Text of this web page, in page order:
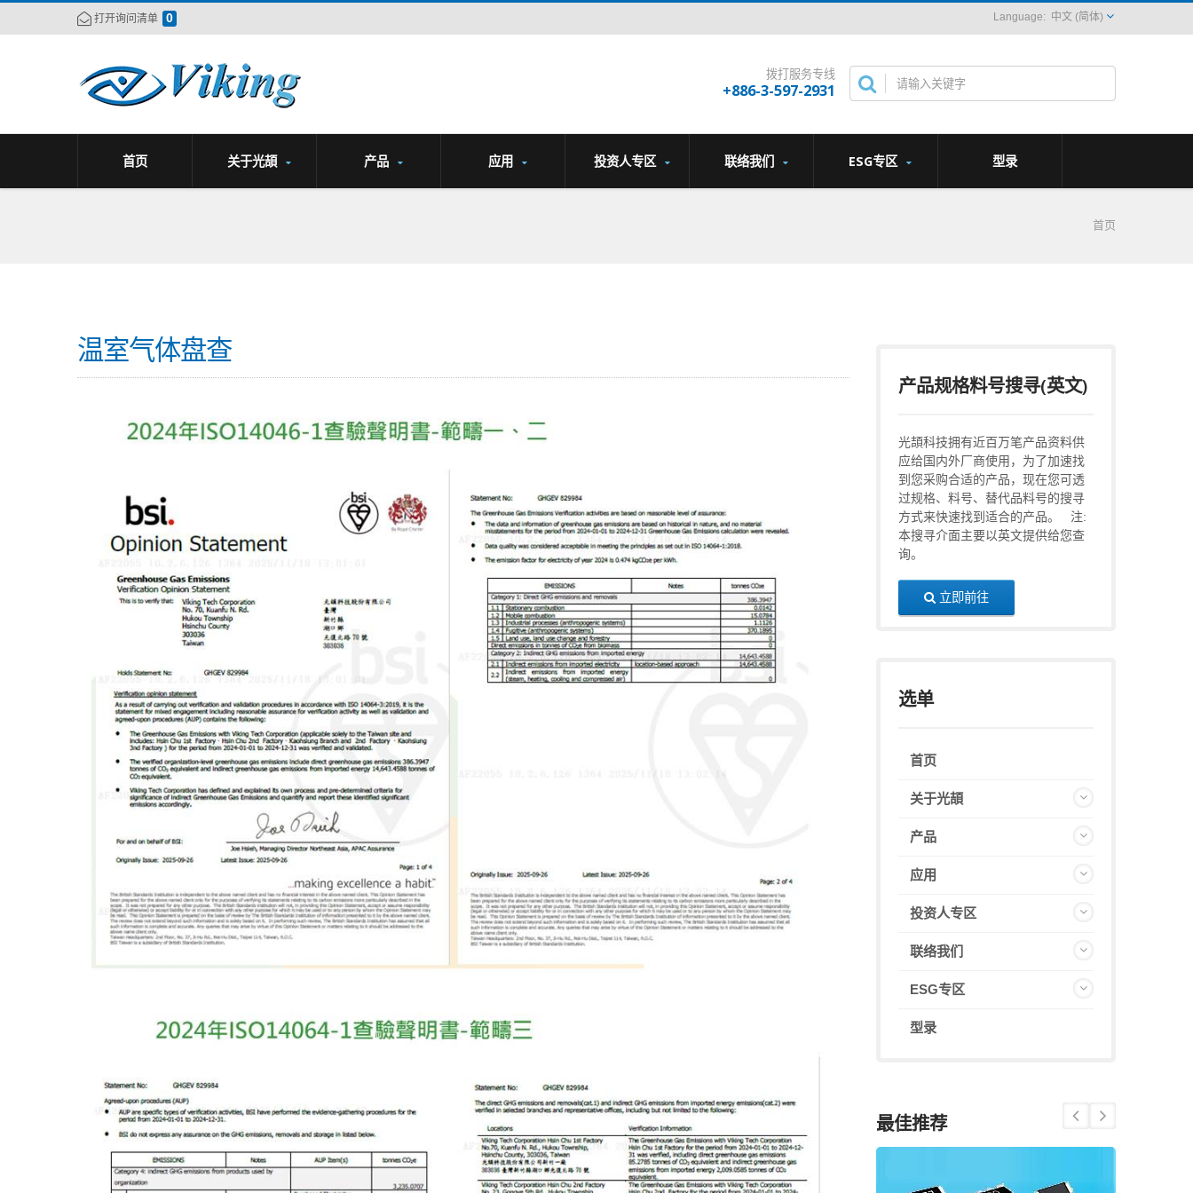
打开询问清单 0 中文 (简体)
拨打服务专线
+886-3-597-2931
首页 关于光頡 产品 应用 投资人专区 联络我们 ESG专区 型录
首页
温室气体盘查
产品规格料号搜寻(英文)
光頡科技拥有近百万笔产品资料供
应给国内外厂商使用，为了加速找
到您采购合适的产品，现在您可透
过规格、料号、替代品料号的搜寻
方式来快速找到适合的产品。 注:
本搜寻介面主要以英文提供给您查
询。
立即前往
选单
首页
关于光頡
产品
应用
投资人专区
联络我们
ESG专区
型录
最佳推荐